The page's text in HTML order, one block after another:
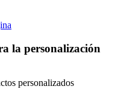
la personalización
personalizados